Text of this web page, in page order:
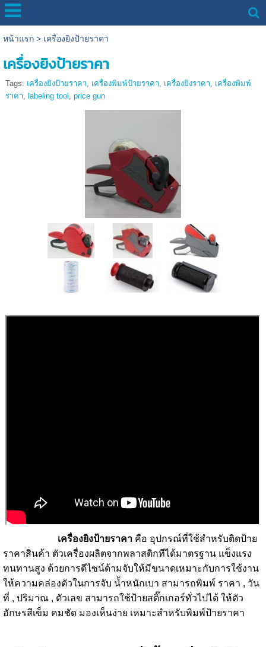
หน้าแรก> เครื่องยิงป้ายราคา
เครื่องยิงป้ายราคา
Tags: เครื่องยิงป้ายราคา, เครื่องพิมพ์ป้ายราคา, เครื่องยิงราคา, เครื่องพิมพ์
ราคา, labeling tool , price gun
เครื่องยิงป้ายราคาคือ อุปกรณ์ที่ใช้สำหรับติดป้าย
ราคาสินค้า ตัวเครื่องผลิตจากพลาสติกทีได้มาตรฐาน แข็งแรง
ทนทานสูง ด้วยการดีไซน์ด้ามจับให้มีขนาดเหมาะกับการใช้งาน
ให้ความคล่องตัวในการจับ น้ำหนักเบา สามารถพิมพ์ ราคา , วัน
ที่ , ปริมาณ , ตัวเลข สามารถใช้ป้ายสติ๊กเกอร์ทั่วไปได้ ให้ตัว
อักษรสีเข็ม คมชัด มองเห็นง่าย เหมาะสำหรับพิมพ์ป้ายราคา